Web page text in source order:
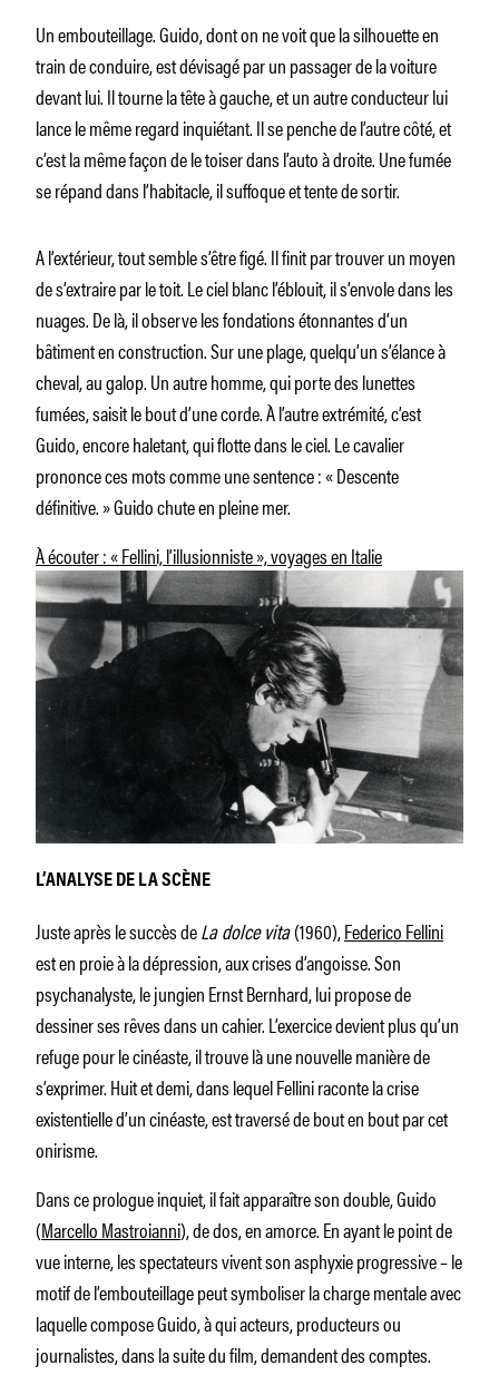
Un embouteillage. Guido, dont on ne voit que la silhouette en
train de conduire, est dévisagé par un passager de la voiture
devant lui. Il tourne la tête à gauche, et un autre conducteur lui
lance le même regard inquiétant. Il se penche de l’autre côté, et
c’est la même façon de le toiser dans l’auto à droite. Une fumée
se répand dans l’habitacle, il suffoque et tente de sortir.
A l’extérieur, tout semble s’être figé. Il finit par trouver un moyen
de s’extraire par le toit. Le ciel blanc l’éblouit, il s’envole dans les
nuages. De là, il observe les fondations étonnantes d’un
bâtiment en construction. Sur une plage, quelqu’un s’élance à
cheval, au galop. Un autre homme, qui porte des lunettes
fumées, saisit le bout d’une corde. À l’autre extrémité, c’est
Guido, encore haletant, qui flotte dans le ciel. Le cavalier
prononce ces mots comme une sentence : « Descente
définitive. » Guido chute en pleine mer.
À écouter : « Fellini, l’illusionniste », voyages en Italie
L’ANALYSE DE LA SCÈNE
Juste après le succès deLa dolce vita(1960),Federico Fellini
est en proie à la dépression, aux crises d’angoisse. Son
psychanalyste, le jungien Ernst Bernhard, lui propose de
dessiner ses rêves dans un cahier. L’exercice devient plus qu’un
refuge pour le cinéaste, il trouve là une nouvelle manière de
s’exprimer. Huit et demi, dans lequel Fellini raconte la crise
existentielle d’un cinéaste, est traversé de bout en bout par cet
onirisme.
Dans ce prologue inquiet, il fait apparaître son double, Guido
(Marcello Mastroianni), de dos, en amorce. En ayant le point de
vue interne, les spectateurs vivent son asphyxie progressive – le
motif de l’embouteillage peut symboliser la charge mentale avec
laquelle compose Guido, à qui acteurs, producteurs ou
journalistes, dans la suite du film, demandent des comptes.